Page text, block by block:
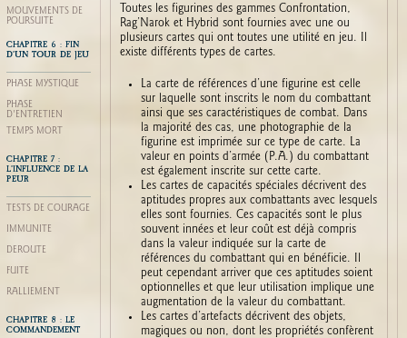
MOUVEMENTS DE
POURSUITE
CHAPITRE 6 : FIN
D’UN TOUR DE JEU
PHASE MYSTIQUE
PHASE
D'ENTRETIEN
TEMPS MORT
CHAPITRE 7 :
L’INFLUENCE DE LA
PEUR
TESTS DE COURAGE
IMMUNITÉ
DÉROUTE
FUITE
RALLIEMENT
CHAPITRE 8 : LE
COMMANDEMENT
Toutes les figurines des gammes Confrontation,
Rag’Narok et Hybrid sont fournies avec une ou
plusieurs cartes qui ont toutes une utilité en jeu. Il
existe différents types de cartes.
La carte de références d’une figurine est celle
sur laquelle sont inscrits le nom du combattant
ainsi que ses caractéristiques de combat. Dans
la majorité des cas, une photographie de la
figurine est imprimée sur ce type de carte. La
valeur en points d’armée (P.A.) du combattant
est également inscrite sur cette carte.
Les cartes de capacités spéciales décrivent des
aptitudes propres aux combattants avec lesquels
elles sont fournies. Ces capacités sont le plus
souvent innées et leur coût est déjà compris
dans la valeur indiquée sur la carte de
références du combattant qui en bénéficie. Il
peut cependant arriver que ces aptitudes soient
optionnelles et que leur utilisation implique une
augmentation de la valeur du combattant.
Les cartes d’artefacts décrivent des objets,
magiques ou non, dont les propriétés confèrent